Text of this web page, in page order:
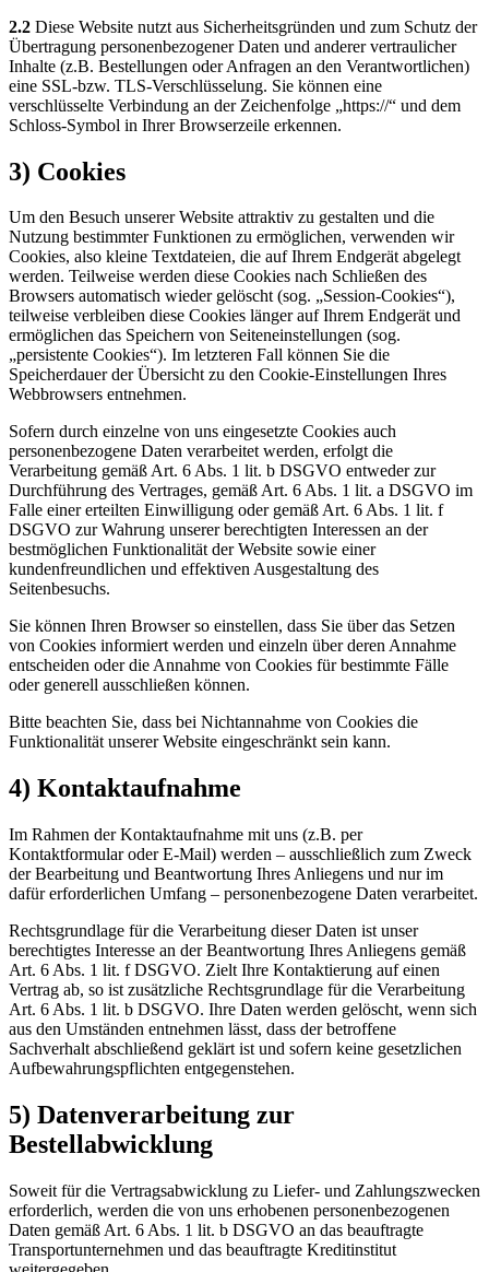
2.2 Diese Website nutzt aus Sicherheitsgründen und zum Schutz der
Übertragung personenbezogener Daten und anderer vertraulicher
Inhalte (z.B. Bestellungen oder Anfragen an den Verantwortlichen)
eine SSL-bzw. TLS-Verschlüsselung. Sie können eine
verschlüsselte Verbindung an der Zeichenfolge „https://“ und dem
Schloss-Symbol in Ihrer Browserzeile erkennen.
3) Cookies
Um den Besuch unserer Website attraktiv zu gestalten und die
Nutzung bestimmter Funktionen zu ermöglichen, verwenden wir
Cookies, also kleine Textdateien, die auf Ihrem Endgerät abgelegt
werden. Teilweise werden diese Cookies nach Schließen des
Browsers automatisch wieder gelöscht (sog. „Session-Cookies“),
teilweise verbleiben diese Cookies länger auf Ihrem Endgerät und
ermöglichen das Speichern von Seiteneinstellungen (sog.
„persistente Cookies“). Im letzteren Fall können Sie die
Speicherdauer der Übersicht zu den Cookie-Einstellungen Ihres
Webbrowsers entnehmen.
Sofern durch einzelne von uns eingesetzte Cookies auch
personenbezogene Daten verarbeitet werden, erfolgt die
Verarbeitung gemäß Art. 6 Abs. 1 lit. b DSGVO entweder zur
Durchführung des Vertrages, gemäß Art. 6 Abs. 1 lit. a DSGVO im
Falle einer erteilten Einwilligung oder gemäß Art. 6 Abs. 1 lit. f
DSGVO zur Wahrung unserer berechtigten Interessen an der
bestmöglichen Funktionalität der Website sowie einer
kundenfreundlichen und effektiven Ausgestaltung des
Seitenbesuchs.
Sie können Ihren Browser so einstellen, dass Sie über das Setzen
von Cookies informiert werden und einzeln über deren Annahme
entscheiden oder die Annahme von Cookies für bestimmte Fälle
oder generell ausschließen können.
Bitte beachten Sie, dass bei Nichtannahme von Cookies die
Funktionalität unserer Website eingeschränkt sein kann.
4) Kontaktaufnahme
Im Rahmen der Kontaktaufnahme mit uns (z.B. per
Kontaktformular oder E-Mail) werden – ausschließlich zum Zweck
der Bearbeitung und Beantwortung Ihres Anliegens und nur im
dafür erforderlichen Umfang – personenbezogene Daten verarbeitet.
Rechtsgrundlage für die Verarbeitung dieser Daten ist unser
berechtigtes Interesse an der Beantwortung Ihres Anliegens gemäß
Art. 6 Abs. 1 lit. f DSGVO. Zielt Ihre Kontaktierung auf einen
Vertrag ab, so ist zusätzliche Rechtsgrundlage für die Verarbeitung
Art. 6 Abs. 1 lit. b DSGVO. Ihre Daten werden gelöscht, wenn sich
aus den Umständen entnehmen lässt, dass der betroffene
Sachverhalt abschließend geklärt ist und sofern keine gesetzlichen
Aufbewahrungspflichten entgegenstehen.
5) Datenverarbeitung zur
Bestellabwicklung
Soweit für die Vertragsabwicklung zu Liefer- und Zahlungszwecken
erforderlich, werden die von uns erhobenen personenbezogenen
Daten gemäß Art. 6 Abs. 1 lit. b DSGVO an das beauftragte
Transportunternehmen und das beauftragte Kreditinstitut